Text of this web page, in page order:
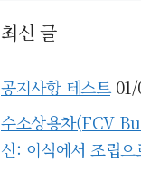
최신 글
공지사항 테스트
수소상용차(FCV
신: 이식에서 조립으